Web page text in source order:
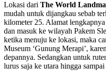
Lokasi dari The World
mudah untuk dijangkau sebab
kilometer 25. Alamat
dan masuk ke wilayah Pakem
ketika menuju ke lokasi, maka
Museum ‘Gunung Merapi’,
depannya. Sedangkan untuk
lurus saja ke utara hingga